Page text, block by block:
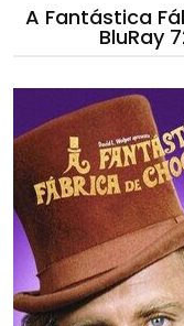
A Fantástica
BluRay